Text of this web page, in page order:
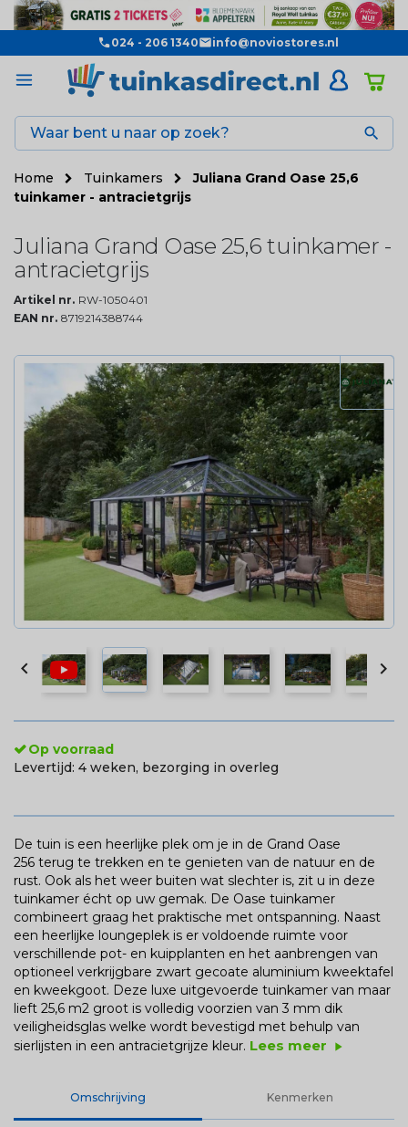
024 - 206 1340 info@noviostores.nl

Home Tuinkamers
Juliana Grand Oase 25,6
tuinkamer - antracietgrijs
Juliana Grand Oase 25,6 tuinkamer -
antracietgrijs
Artikel nr. RW-1050401
EAN nr. 8719214388744
 
Op voorraad
Levertijd: 4 weken, bezorging in overleg
De tuin is een heerlijke plek om je in de Grand Oase
256 terug te trekken en te genieten van de natuur en de
rust. Ook als het weer buiten wat slechter is, zit u in deze
tuinkamer écht op uw gemak. De Oase tuinkamer
combineert graag het praktische met ontspanning. Naast
een heerlijke loungeplek is er voldoende ruimte voor
verschillende pot- en kuipplanten en het aanbrengen van
optioneel verkrijgbare zwart gecoate aluminium kweektafel
en kweekgoot. Deze luxe uitgevoerde tuinkamer van maar
lieft 25,6 m2 groot is volledig voorzien van 3 mm dik
veiligheidsglas welke wordt bevestigd met behulp van
sierlijsten in een antracietgrijze kleur. Lees meer play_arrow
Omschrijving Kenmerken